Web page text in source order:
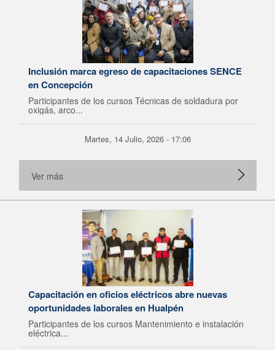
Inclusión marca egreso de capacitaciones SENCE
en Concepción
Participantes de los cursos Técnicas de soldadura por
oxigás, arco...
Martes, 14 Julio, 2026 - 17:06
Ver más
Capacitación en oficios eléctricos abre nuevas
oportunidades laborales en Hualpén
Participantes de los cursos Mantenimiento e instalación
eléctrica...